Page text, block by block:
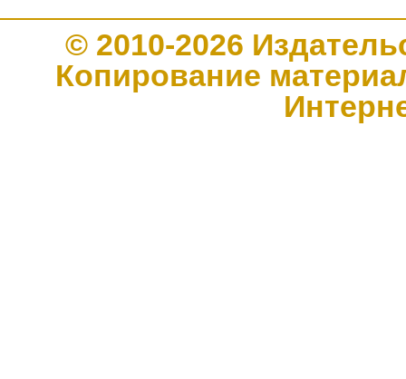
© 2010-2026
Копирование